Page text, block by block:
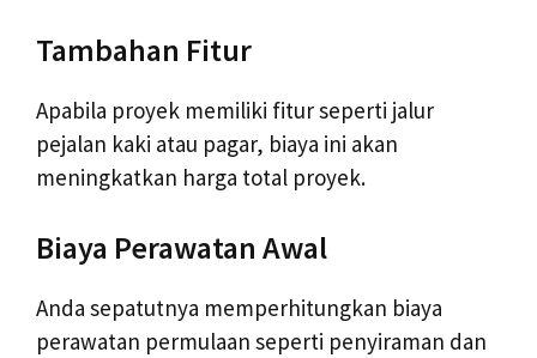
Tambahan Fitur
Apabila proyek memiliki fitur seperti jalur
pejalan kaki atau pagar, biaya ini akan
meningkatkan harga total proyek.
Biaya Perawatan Awal
Anda sepatutnya memperhitungkan biaya
perawatan permulaan seperti penyiraman dan